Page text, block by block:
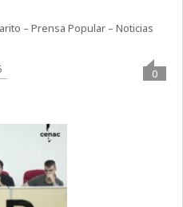
– Prensa Popular – Noticias
0